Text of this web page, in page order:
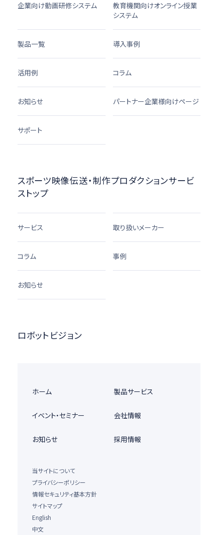
企業向け動画研修システム
教育機関向けオンライン授業
システム
製品一覧 導入事例
活用例 コラム
お知らせ パートナー企業様向けページ
サポート
スポーツ映像伝送・制作プロダクションサービ
ストップ
サービス 取り扱いメーカー
コラム 事例
お知らせ
ロボットビジョン
ホーム 製品サービス
イベント・セミナー 会社情報
お知らせ 採用情報
当サイトについて
プライバシーポリシー
情報セキュリティ基本方針
サイトマップ
English
中文